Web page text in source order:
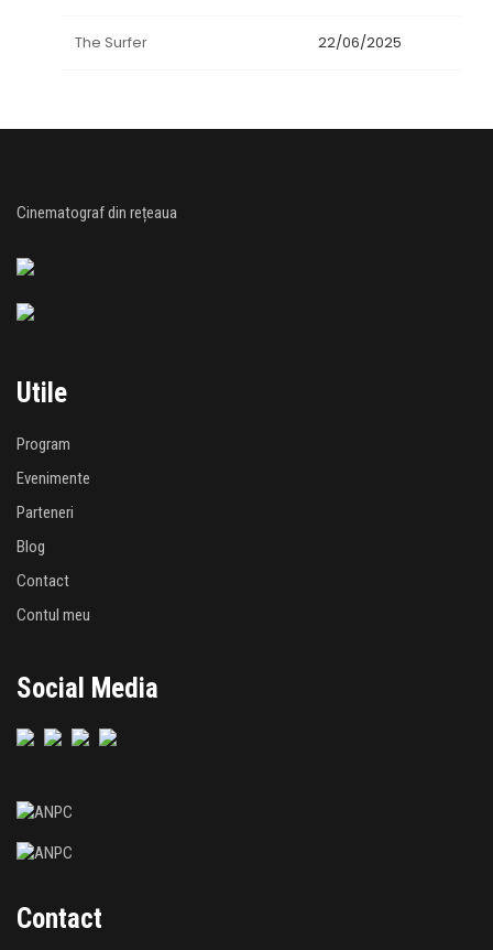
The Surfer 22/06/2025
Cinematograf din rețeaua
Utile
Program
Evenimente
Parteneri
Blog
Contact
Contul meu
Social Media
Contact